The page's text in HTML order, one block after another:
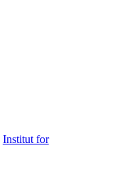
Institut for